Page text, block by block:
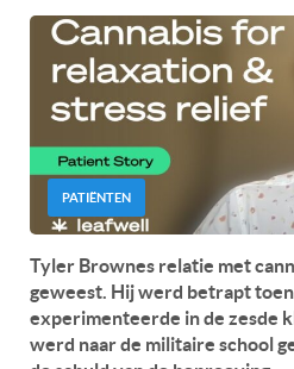
PATIËNTEN
Tyler Brownes relatie met
geweest. Hij werd betrapt
experimenteerde in de zesde
werd naar de militaire school